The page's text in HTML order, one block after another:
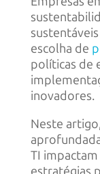
escolha de
políticas de
inovadores.
Neste
TI